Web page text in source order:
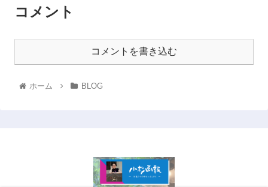
コメント
コメントを書き込む
ホーム BLOG